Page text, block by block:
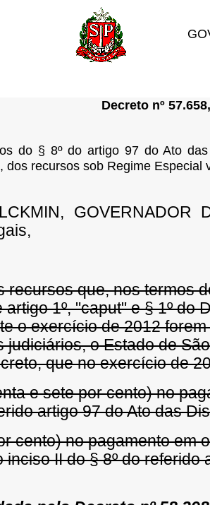
Decreto nº
do § 8º do artigo 97 do Ato
dos recursos sob Regime Especial
recursos que, nos termos
artigo 1º, "caput" e § 1º do
o exercício de 2012
judiciários, o Estado de
que no exercício de
e sete por cento) no
artigo 97 do Ato das
cento) no pagamento em
inciso II do § 8º do